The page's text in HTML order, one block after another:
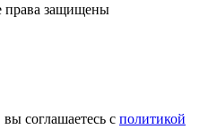
права защищены
соглашаетесь с политикой